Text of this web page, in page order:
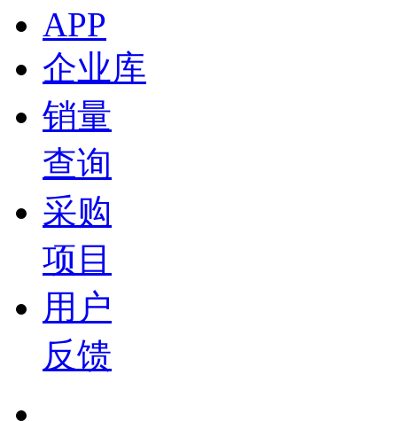
APP
企业库
销量
查询
采购
项目
用户
反馈